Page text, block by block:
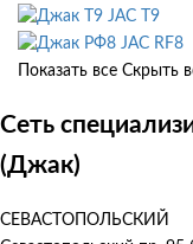
JAC T9
JAC RF8
Показать все Скрыть
Сеть
(Джак)
СЕВАСТОПОЛЬСКИЙ